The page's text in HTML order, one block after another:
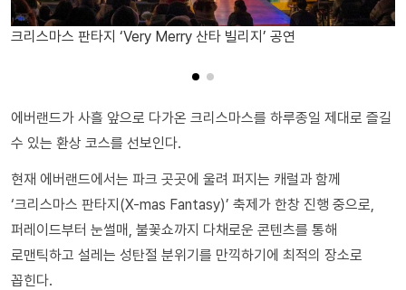
크리스마스 판타지 ‘Very Merry 산타 빌리지’ 공연
에버랜드가 사흘 앞으로 다가온 크리스마스를 하루종일 제대로 즐길
수 있는 환상 코스를 선보인다.
현재 에버랜드에서는 파크 곳곳에 울려 퍼지는 캐럴과 함께
‘크리스마스 판타지(X-mas Fantasy)’ 축제가 한창 진행 중으로,
퍼레이드부터 눈썰매, 불꽃쇼까지 다채로운 콘텐츠를 통해
로맨틱하고 설레는 성탄절 분위기를 만끽하기에 최적의 장소로
꼽힌다.